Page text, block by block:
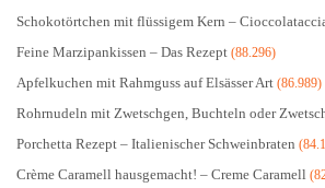
Schokotörtchen mit flüssigem Kern –
Feine Marzipankissen – Das Rezept (88.296)
Apfelkuchen mit Rahmguss auf Elsässer Art (86.989)
Rohrnudeln mit Zwetschgen, Buchteln oder
Porchetta Rezept – Italienischer Schweinbraten
Crème Caramell hausgemacht! – Creme Caramell